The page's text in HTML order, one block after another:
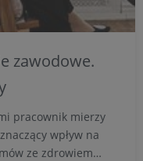
zawodowe.
pracownik mierzy
wpływ na
ze zdrowiem